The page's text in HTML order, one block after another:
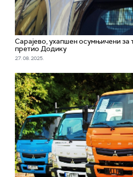
Сарајево, ухапшен осумњичени за
претио Додику
27. 08. 2025.